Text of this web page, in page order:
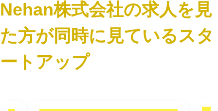
Nehan株式会社の求人を見
た方が同時に見ているスタ
ートアップ